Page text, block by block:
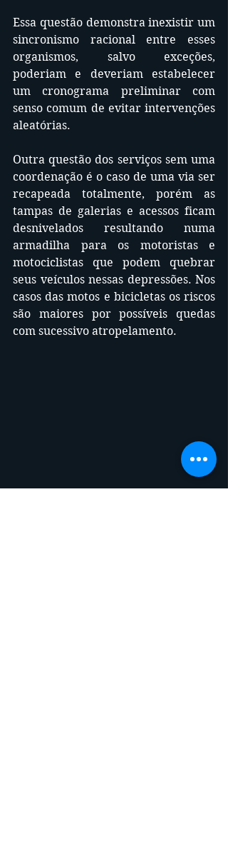
Essa questão demonstra inexistir um
sincronismo racional entre esses
organismos, salvo exceções,
poderiam e deveriam estabelecer
um cronograma preliminar com
senso comum de evitar intervenções
aleatórias.
Outra questão dos serviços sem uma
coordenação é o caso de uma via ser
recapeada totalmente, porém as
tampas de galerias e acessos ficam
desnivelados resultando numa
armadilha para os motoristas e
motociclistas que podem quebrar
seus veículos nessas depressões. Nos
casos das motos e bicicletas os riscos
são maiores por possíveis quedas
com sucessivo atropelamento.